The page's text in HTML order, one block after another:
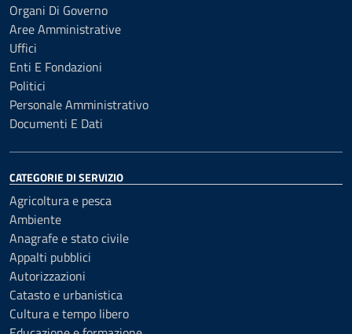
Organi Di Governo
Aree Amministrative
Uffici
Enti E Fondazioni
Politici
Personale Amministrativo
Documenti E Dati
CATEGORIE DI SERVIZIO
Agricoltura e pesca
Ambiente
Anagrafe e stato civile
Appalti pubblici
Autorizzazioni
Catasto e urbanistica
Cultura e tempo libero